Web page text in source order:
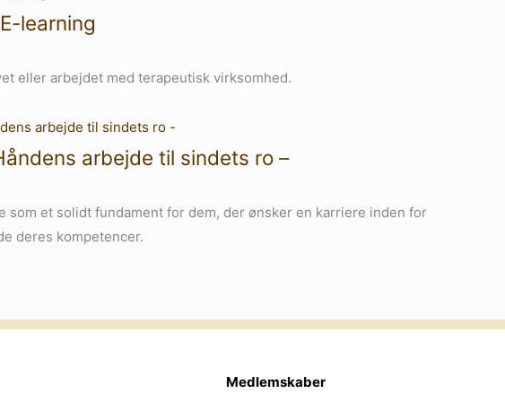
learning
eller arbejdet med terapeutisk virksomhed.
arbejde til sindets ro –
et solidt fundament for dem, der ønsker en karriere inden for
deres kompetencer.
Medlemskaber